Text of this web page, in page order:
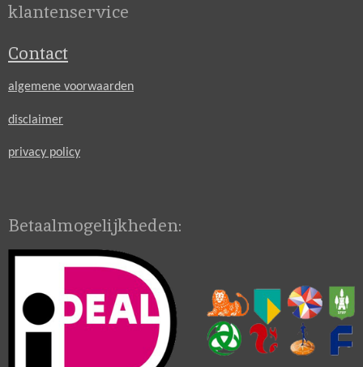
klantenservice
Contact
algemene voorwaarden
disclaimer
privacy policy
Betaalmogelijkheden: